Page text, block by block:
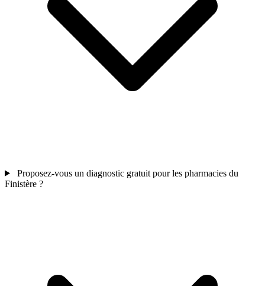
Proposez-vous un diagnostic gratuit pour les pharmacies du
Finistère ?